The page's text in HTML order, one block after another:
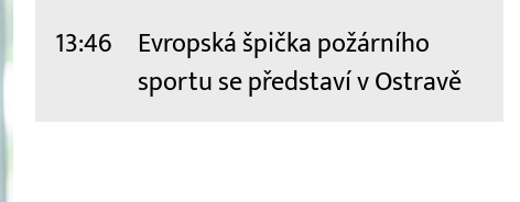
13:46
Evropská špička požárního
sportu se představí v Ostravě